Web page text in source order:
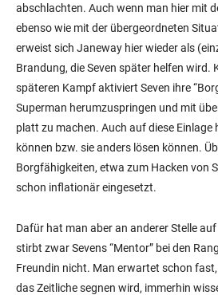
abschlachten. Auch wenn man hier mit
ebenso wie mit der übergeordneten
erweist sich Janeway hier wieder als
Brandung, die Seven später helfen wird.
späteren Kampf aktiviert Seven ihre
Superman herumzuspringen und mit
platt zu machen. Auch auf diese Einlage
können bzw. sie anders lösen können.
Borgfähigkeiten, etwa zum Hacken von
schon inflationär eingesetzt.
Dafür hat man aber an anderer Stelle
stirbt zwar Sevens “Mentor” bei den
Freundin nicht. Man erwartet schon
das Zeitliche segnen wird, immerhin